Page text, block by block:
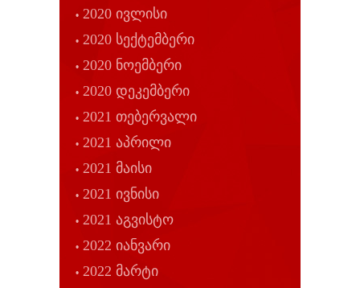
2020 ივლისი
2020 სექტემბერი
2020 ნოემბერი
2020 დეკემბერი
2021 თებერვალი
2021 აპრილი
2021 მაისი
2021 ივნისი
2021 აგვისტო
2022 იანვარი
2022 მარტი